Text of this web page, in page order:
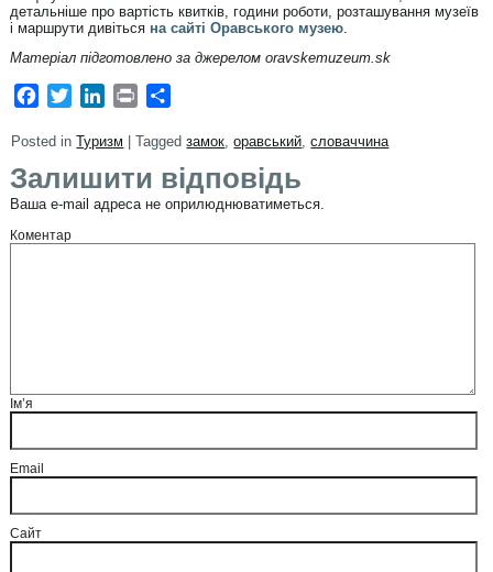
детальніше про вартість квитків, години роботи, розташування музеїв
і маршрути дивіться на сайті Оравського музею.
Матеріал підготовлено за джерелом oravskemuzeum.sk
Facebook
TwitterLinkedIn
Print
Posted in Туризм |Tagged замок,оравський,словаччина
Залишити відповідь
Ваша e-mail адреса не оприлюднюватиметься.
Коментар
Ім’я
Email
Сайт